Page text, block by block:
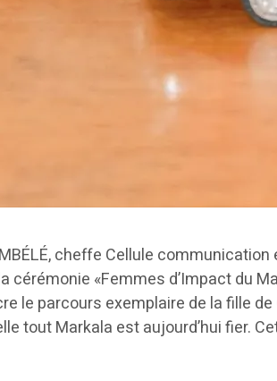
cheffe Cellule
cérémonie «Femmes d’Impact du
le parcours exemplaire de la fille
tout Markala est aujourd’hui